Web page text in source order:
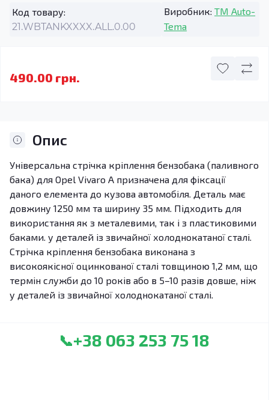
Код товару:
21.WBTANKXXXX.ALL.0.00
Виробник: TM Auto-
Tema
490.00 грн.
Опис
Універсальна стрічка кріплення бензобака (паливного
бака) для Opel Vivaro A призначена для фіксації
даного елемента до кузова автомобіля. Деталь має
довжину 1250 мм та ширину 35 мм. Підходить для
використання як з металевими, так і з пластиковими
баками. у деталей із звичайної холоднокатаної сталі.
Стрічка кріплення бензобака виконана з
високоякісної оцинкованої сталі товщиною 1,2 мм, що
термін служби до 10 років або в 5–10 разів довше, ніж
у деталей із звичайної холоднокатаної сталі.
📞+38 063 253 75 18